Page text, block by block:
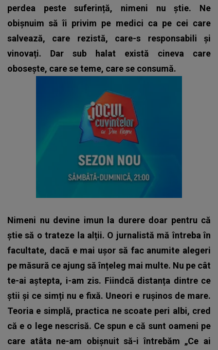
perdea peste suferință, nimeni nu știe. Ne
obișnuim să îi privim pe medici ca pe cei care
salvează, care rezistă, care-s responsabili și
vinovați. Dar sub halat există cineva care
obosește, care se teme, care se consumă.
Nimeni nu devine imun la durere doar pentru că
știe să o trateze la alții. O jurnalistă mă întreba în
facultate, dacă e mai ușor să fac anumite alegeri
pe măsură ce ajung să înțeleg mai multe. Nu pe cât
te-ai aștepta, i-am zis. Fiindcă distanța dintre ce
știi și ce simți nu e fixă. Uneori e rușinos de mare.
Teoria e simplă, practica ne scoate peri albi, cred
că e o lege nescrisă. Ce spun e că sunt oameni pe
care atâta ne-am obișnuit să-i întrebăm „Ce ai